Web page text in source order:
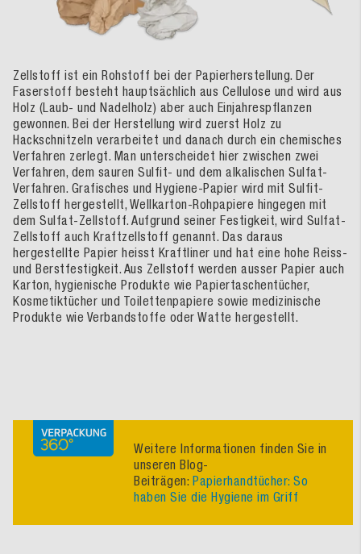
Zellstoff ist ein Rohstoff bei der Papierherstellung. Der
Faserstoff besteht hauptsächlich aus Cellulose und wird aus
Holz (Laub- und Nadelholz) aber auch Einjahrespflanzen
gewonnen. Bei der Herstellung wird zuerst Holz zu
Hackschnitzeln verarbeitet und danach durch ein chemisches
Verfahren zerlegt. Man unterscheidet hier zwischen zwei
Verfahren, dem sauren Sulfit- und dem alkalischen Sulfat-
Verfahren. Grafisches und Hygiene-Papier wird mit Sulfit-
Zellstoff hergestellt, Wellkarton-Rohpapiere hingegen mit
dem Sulfat-Zellstoff. Aufgrund seiner Festigkeit, wird Sulfat-
Zellstoff auch Kraftzellstoff genannt. Das daraus
hergestellte Papier heisst Kraftliner und hat eine hohe Reiss-
und Berstfestigkeit. Aus Zellstoff werden ausser Papier auch
Karton, hygienische Produkte wie Papiertaschentücher,
Kosmetiktücher und Toilettenpapiere sowie medizinische
Produkte wie Verbandstoffe oder Watte hergestellt.
Weitere Informationen finden Sie in
unseren Blog-
Beiträgen: Papierhandtücher: So
haben Sie die Hygiene im Griff